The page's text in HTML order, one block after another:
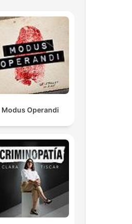
Modus Operandi